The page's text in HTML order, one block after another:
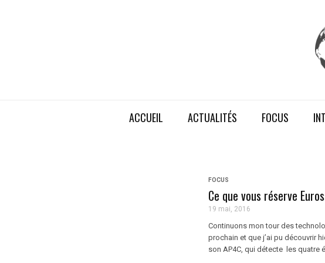
ACCUEIL ACTUALITÉS FOCUS
FOCUS
Ce que vous réserve
19 mai, 2016
Continuons mon tour des
prochain et que j’ai pu découvrir
son AP4C, qui détecte les quatre